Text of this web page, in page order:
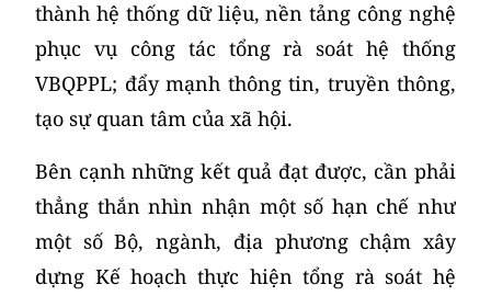
thành hệ thống dữ liệu, nền tảng công nghệ
phục vụ công tác tổng rà soát hệ thống
VBQPPL; đẩy mạnh thông tin, truyền thông,
tạo sự quan tâm của xã hội.
Bên cạnh những kết quả đạt được, cần phải
thẳng thắn nhìn nhận một số hạn chế như
một số Bộ, ngành, địa phương chậm xây
dựng Kế hoạch thực hiện tổng rà soát hệ